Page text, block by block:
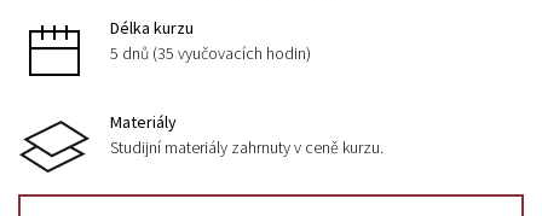
Délka kurzu
5 dnů (35 vyučovacích hodin)
Materiály
Studijní materiály zahrnuty v ceně kurzu.